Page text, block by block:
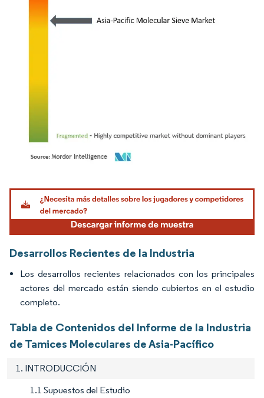
Imagen © Mordor Intelligence. El uso requiere atribución según CC BY 4.0.
Desarrollos Recientes de la Industria
Los desarrollos recientes relacionados con los principales
actores del mercado están siendo cubiertos en el estudio
completo.
Tabla de Contenidos del Informe de la Industria
de Tamices Moleculares de Asia-Pacífico
1. INTRODUCCIÓN
1.1 Supuestos del Estudio